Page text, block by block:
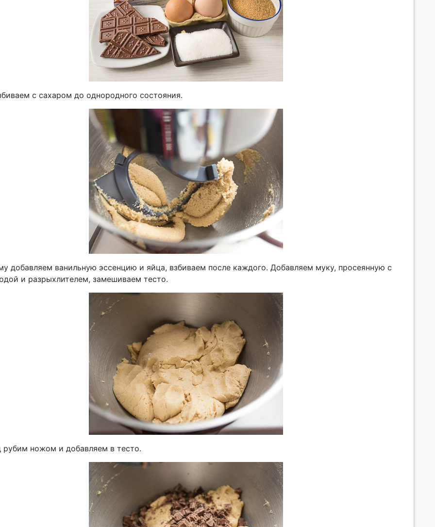
с сахаром до однородного состояния.
добавляем ванильную эссенцию и яйца, взбиваем после каждого. Добавляем муку, просеянную с
и разрыхлителем, замешиваем тесто.
ножом и добавляем в тесто.